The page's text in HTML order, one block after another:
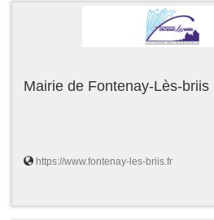
Mairie de Fontenay-Lès-briis
https://www.fontenay-les-briis.fr